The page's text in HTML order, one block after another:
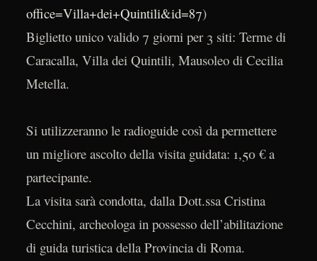
office=Villa+dei+Quintili&id=87)
Biglietto unico valido 7 giorni per 3 siti: Terme di
Caracalla, Villa dei Quintili, Mausoleo di Cecilia
Metella.
Si utilizzeranno le radioguide così da permettere
un migliore ascolto della visita guidata: 1,50 € a
partecipante.
La visita sarà condotta, dalla Dott.ssa Cristina
Cecchini, archeologa in possesso dell’abilitazione
di guida turistica della Provincia di Roma.